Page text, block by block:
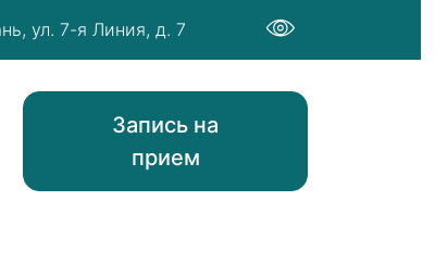
ул. 7-я Линия, д. 7
Запись на
прием